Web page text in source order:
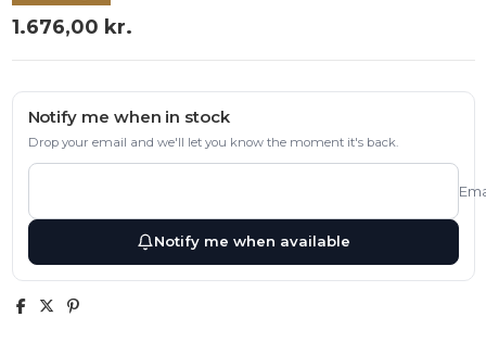
1.676,00 kr.
Notify me when in stock
Drop your email and we'll let you know the moment it's back.
Notify me when available